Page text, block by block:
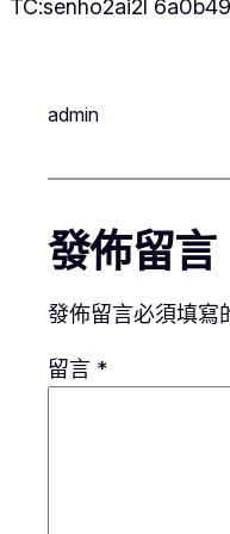
TC:senho2ai2l
admin
發佈留言
發佈留言必須填寫
留言 *